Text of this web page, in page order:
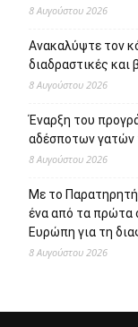
8 Αυγούστου 2026
Ανακαλύψτε τον
διαδραστικές και
8 Αυγούστου 2026
Έναρξη του
αδέσποτων γατών
8 Αυγούστου 2026
Με το
ένα από τα πρώτα
Ευρώπη για τη
8 Αυγούστου 2026